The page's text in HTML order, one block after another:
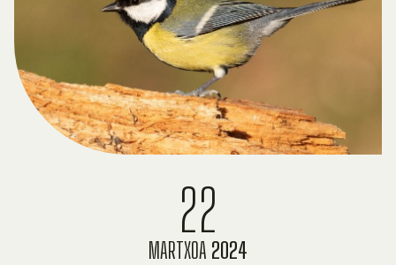
22
MARTXOA 2024